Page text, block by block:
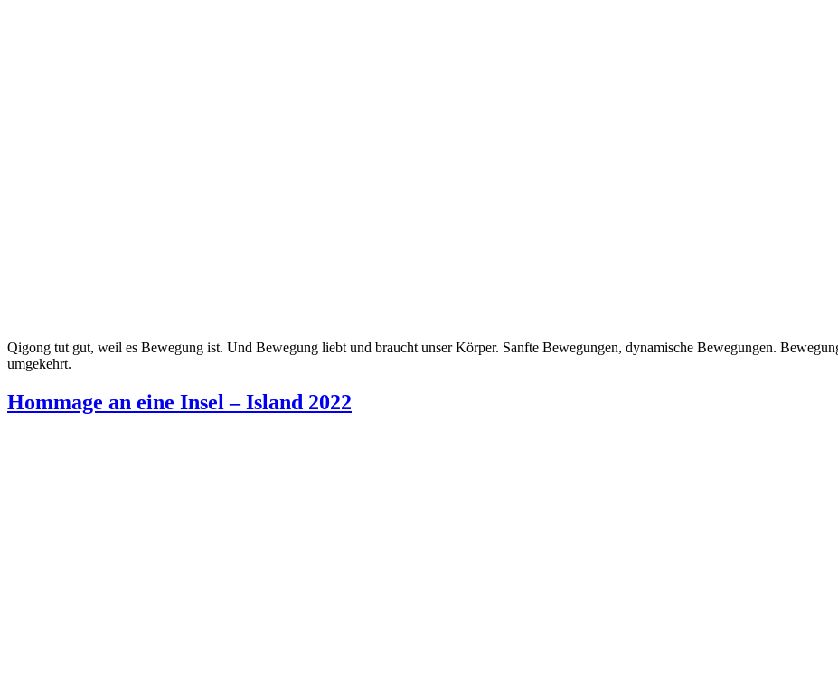
Qigong tut gut, weil es Bewegung ist. Und Bewegung liebt und braucht unser Körper. Sanfte Bewegungen, dynamische Bewegungen.
umgekehrt.
Hommage an eine Insel – Island 2022